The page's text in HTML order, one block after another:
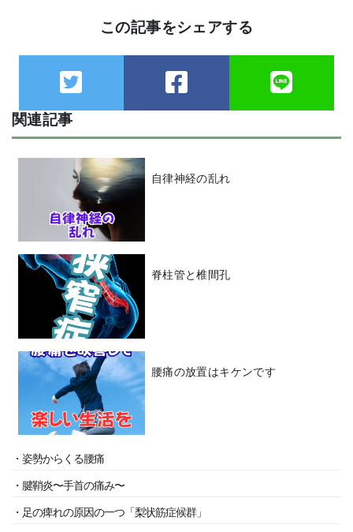
この記事をシェアする
関連記事
自律神経の乱れ
脊柱管と椎間孔
腰痛の放置はキケンです
・姿勢からくる腰痛
・腱鞘炎〜手首の痛み〜
・足の痺れの原因の一つ「梨状筋症候群」